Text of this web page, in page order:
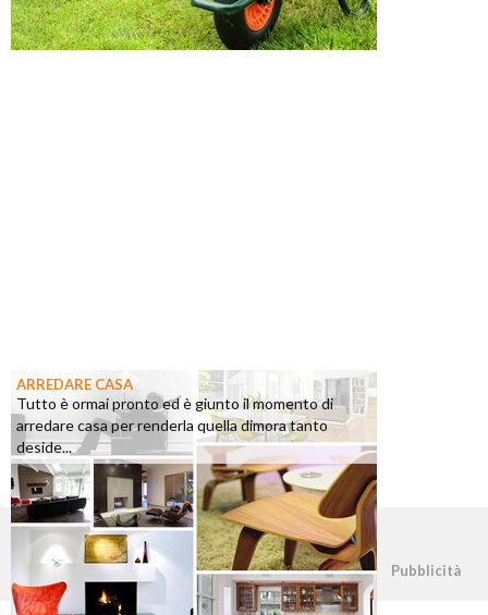
ARREDARE CASA
Tutto è ormai pronto ed è giunto il momento di
arredare casa per renderla quella dimora tanto
deside...
©2026 - casapratica.org - p.iva 03338800984 Pubblicità